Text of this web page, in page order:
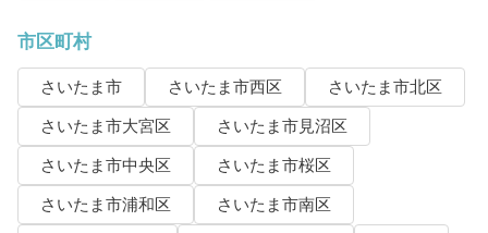
市区町村
さいたま市 さいたま市西区
さいたま市北区
さいたま市大宮区
さいたま市見沼区
さいたま市中央区
さいたま市桜区
さいたま市浦和区
さいたま市南区